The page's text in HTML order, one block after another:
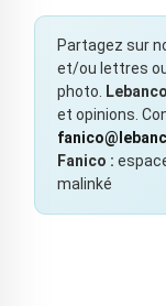
Partagez sur
et/ou lettres
photo.
et opinions.
Fanico :
malinké